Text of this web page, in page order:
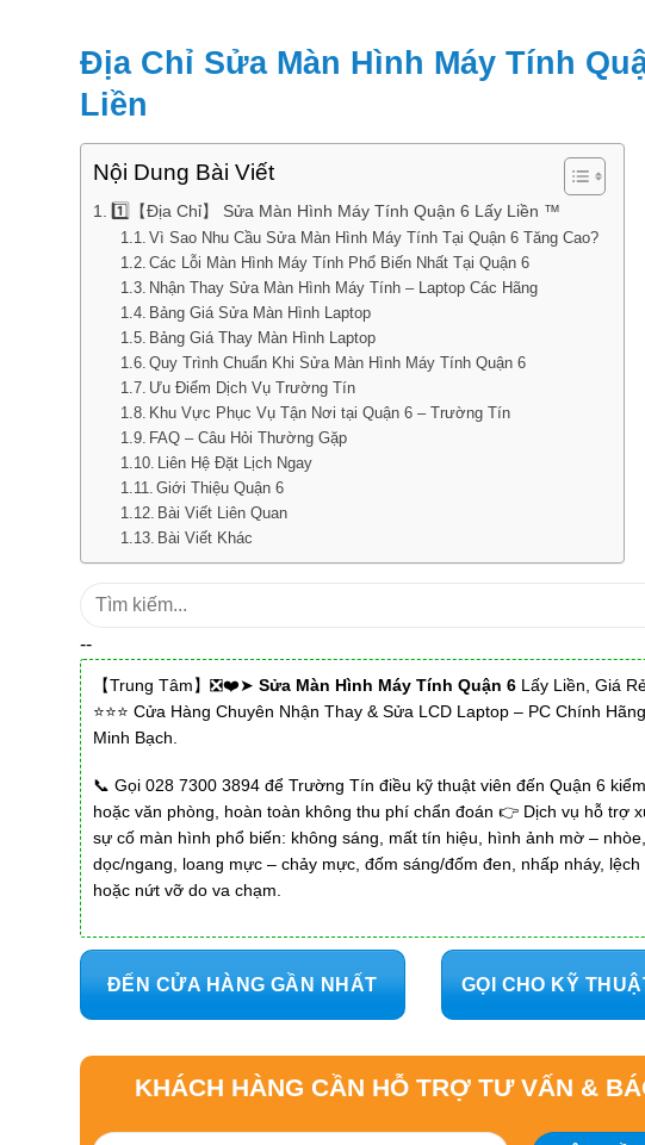
Địa Chỉ Sửa Màn Hình Máy Tính
Liền
Nội Dung Bài Viết
1️⃣【Địa Chỉ】 Sửa Màn Hình Máy Tính Quận 6 Lấy Liền ™
Vì Sao Nhu Cầu Sửa Màn Hình Máy Tính Tại Quận 6 Tăng Cao?
Các Lỗi Màn Hình Máy Tính Phổ Biến Nhất Tại Quận 6
Nhận Thay Sửa Màn Hình Máy Tính – Laptop Các Hãng
Bảng Giá Sửa Màn Hình Laptop
Bảng Giá Thay Màn Hình Laptop
Quy Trình Chuẩn Khi Sửa Màn Hình Máy Tính Quận 6
Ưu Điểm Dịch Vụ Trường Tín
Khu Vực Phục Vụ Tận Nơi tại Quận 6 – Trường Tín
FAQ – Câu Hỏi Thường Gặp
Liên Hệ Đặt Lịch Ngay
Giới Thiệu Quận 6
Bài Viết Liên Quan
Bài Viết Khác
Tìm
--
【Trung Tâm】❎❤️➤ Sửa Màn Hình Máy Tính Quận 6 Lấy Liền, Giá
⭐⭐⭐ Cửa Hàng Chuyên Nhận Thay & Sửa LCD Laptop – PC Chính
Minh Bạch.
📞 Gọi 028 7300 3894 để Trường Tín điều kỹ thuật viên đến Quận 6
hoặc văn phòng, hoàn toàn không thu phí chẩn đoán 👉 Dịch vụ hỗ trợ
sự cố màn hình phổ biến: không sáng, mất tín hiệu, hình ảnh mờ –
dọc/ngang, loang mực – chảy mực, đốm sáng/đốm đen, nhấp nháy, lệch
hoặc nứt vỡ do va chạm.
ĐẾN CỬA HÀNG GẦN NHẤT GỌI CHO KỸ
KHÁCH HÀNG CẦN HỖ TRỢ TƯ VẤN &